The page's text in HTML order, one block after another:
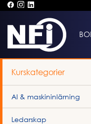
Kurskategorier
AI & maskininlärning
Ledarskap